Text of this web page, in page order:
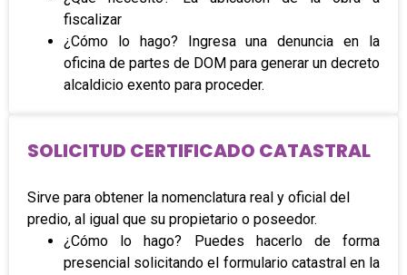
fiscalizar
¿Cómo lo hago? Ingresa una denuncia en la
oficina de partes de DOM para generar un decreto
alcaldicio exento para proceder.
SOLICITUD CERTIFICADO CATASTRAL
Sirve para obtener la nomenclatura real y oficial del
predio, al igual que su propietario o poseedor.
¿Cómo lo hago? Puedes hacerlo de forma
presencial solicitando el formulario catastral en la